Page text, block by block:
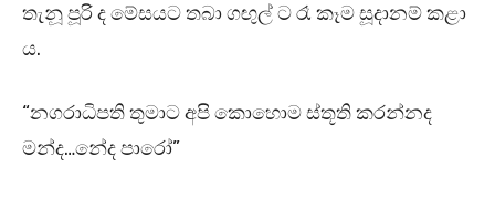
තැනූ පූරි ද මේසයට තබා ගඟුල් ට රෑ කෑම සූදානම් කළා
ය.
“නගරාධිපති තුමාට අපි කොහොම ස්තූති කරන්නද
මන්ද…නේද පාරෝ”